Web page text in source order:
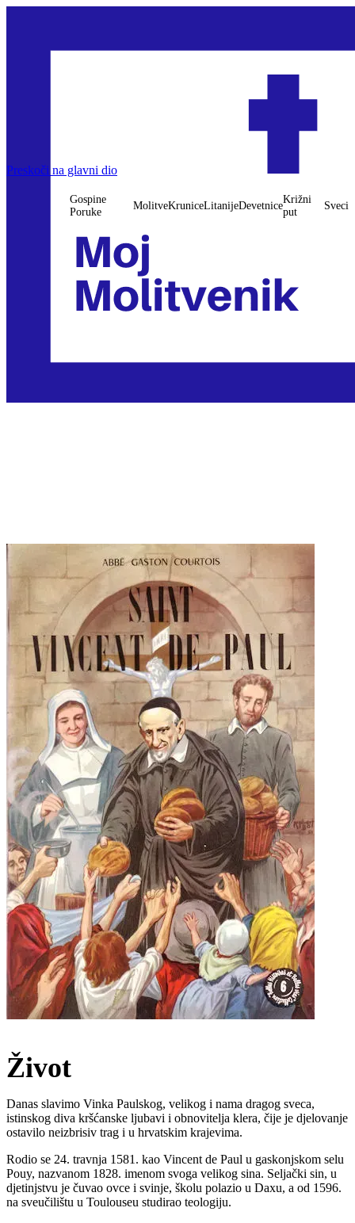
Preskoči na glavni dio
Gospine
Poruke
MolitveKruniceLitanijeDevetnice
Križni
put
Sveci
Život
Danas slavimo Vinka Paulskog, velikog i nama dragog sveca,
istinskog diva kršćanske ljubavi i obnovitelja klera, čije je djelovanje
ostavilo neizbrisiv trag i u hrvatskim krajevima.
Rodio se 24. travnja 1581. kao Vincent de Paul u gaskonjskom selu
Pouy, nazvanom 1828. imenom svoga velikog sina. Seljački sin, u
djetinjstvu je čuvao ovce i svinje, školu polazio u Daxu, a od 1596.
na sveučilištu u Toulouseu studirao teologiju.